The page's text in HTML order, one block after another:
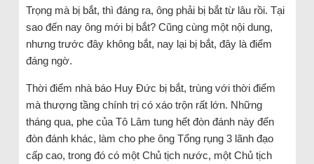
Trọng mà bị bắt, thì đáng ra, ông phải bị bắt từ lâu rồi. Tại
sao đến nay ông mới bị bắt? Cũng cùng một nội dung,
nhưng trước đây không bắt, nay lại bị bắt, đây là điểm
đáng ngờ.
Thời điểm nhà báo Huy Đức bị bắt, trùng với thời điểm
mà thượng tầng chính trị có xáo trộn rất lớn. Những
tháng qua, phe của Tô Lâm tung hết đòn đánh này đến
đòn đánh khác, làm cho phe ông Tổng rụng 3 lãnh đạo
cấp cao, trong đó có một Chủ tịch nước, một Chủ tịch